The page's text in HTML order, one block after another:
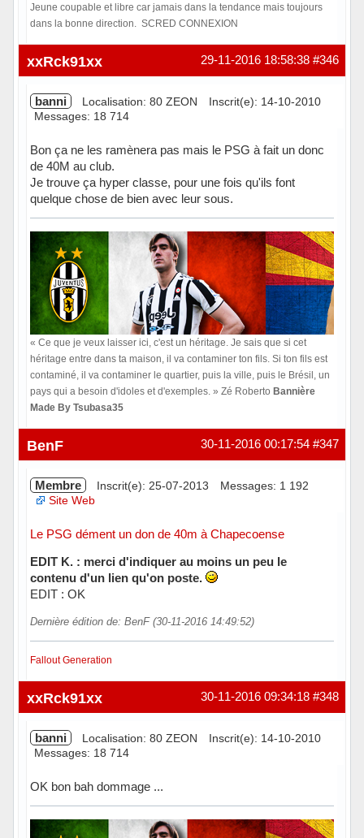
Jeune coupable et libre car jamais dans la tendance mais toujours
dans la bonne direction. SCRED CONNEXION
Hors ligne #346
29-11-2016 18:58:38
xxRck91xx
banni Localisation: 80 ZEON
Inscrit(e): 14-10-2010
Messages: 18 714
Bon ça ne les ramènera pas mais le PSG à fait un donc
de 40M au club.
Je trouve ça hyper classe, pour une fois qu'ils font
quelque chose de bien avec leur sous.
« Ce que je veux laisser ici, c'est un héritage. Je sais que si cet
héritage entre dans ta maison, il va contaminer ton fils. Si ton fils est
contaminé, il va contaminer le quartier, puis la ville, puis le Brésil, un
pays qui a besoin d'idoles et d'exemples. » Zé Roberto Bannière
Made By Tsubasa35
Hors ligne #347
30-11-2016 00:17:54
BenF
Membre Inscrit(e): 25-07-2013
Messages: 1 192
Site Web
Le PSG dément un don de 40m à Chapecoense
EDIT K. : merci d'indiquer au moins un peu le
contenu d'un lien qu'on poste.
EDIT : OK
Dernière édition de: BenF (30-11-2016 14:49:52)
Fallout Generation
Hors ligne #348
30-11-2016 09:34:18
xxRck91xx
banni Localisation: 80 ZEON
Inscrit(e): 14-10-2010
Messages: 18 714
OK bon bah dommage ...